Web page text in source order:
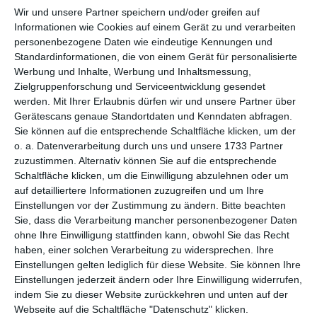
Wir und unsere Partner speichern und/oder greifen auf
Informationen wie Cookies auf einem Gerät zu und verarbeiten
personenbezogene Daten wie eindeutige Kennungen und
Standardinformationen, die von einem Gerät für personalisierte
Werbung und Inhalte, Werbung und Inhaltsmessung,
Zielgruppenforschung und Serviceentwicklung gesendet
werden.
Mit Ihrer Erlaubnis dürfen wir und unsere Partner über
Gerätescans genaue Standortdaten und Kenndaten abfragen.
Sie können auf die entsprechende Schaltfläche klicken, um der
o. a. Datenverarbeitung durch uns und unsere 1733 Partner
zuzustimmen. Alternativ können Sie auf die entsprechende
Schaltfläche klicken, um die Einwilligung abzulehnen oder um
auf detailliertere Informationen zuzugreifen und um Ihre
Einstellungen vor der Zustimmung zu ändern.
Bitte beachten
Sie, dass die Verarbeitung mancher personenbezogener Daten
ohne Ihre Einwilligung stattfinden kann, obwohl Sie das Recht
haben, einer solchen Verarbeitung zu widersprechen. Ihre
Einstellungen gelten lediglich für diese Website. Sie können Ihre
Einstellungen jederzeit ändern oder Ihre Einwilligung widerrufen,
indem Sie zu dieser Website zurückkehren und unten auf der
Webseite auf die Schaltfläche "Datenschutz" klicken.
TEILEN
Facebook, Twitter, WhatsApp, ...
WEITERE KARTEN IN DIESEN
KATEGORIEN ANSEHEN
Glückwünsche
Geburtstag
humorvolle Geburtstagskarten
Geburtstagskarten für Kinder